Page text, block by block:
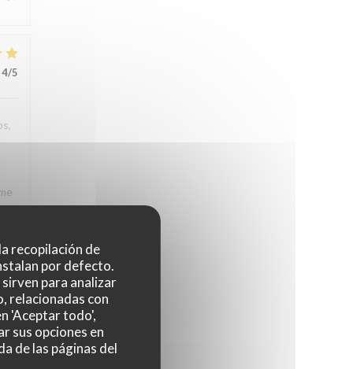
recopilación de
por defecto.
para analizar
relacionadas con
'Aceptar todo',
sus opciones en
de las páginas del
4/5
3/5